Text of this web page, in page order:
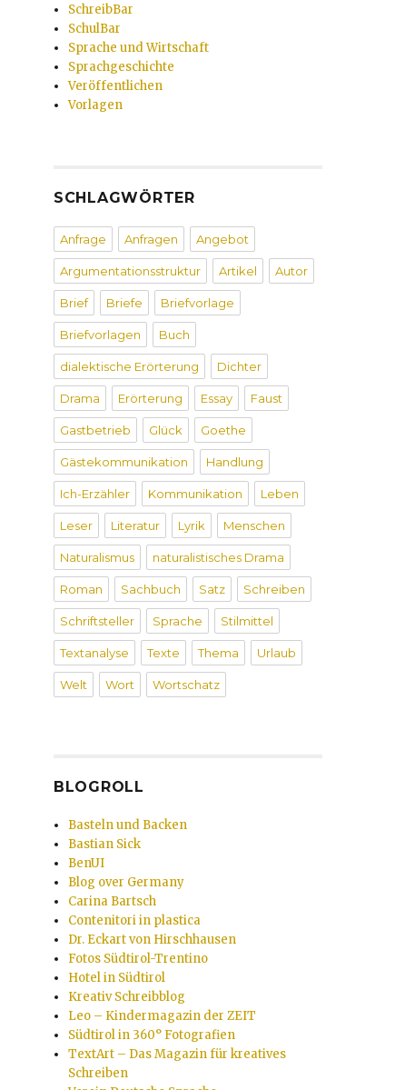
SchreibBar
SchulBar
Sprache und Wirtschaft
Sprachgeschichte
Veröffentlichen
Vorlagen
SCHLAGWÖRTER
Anfrage Anfragen Angebot
Argumentationsstruktur Artikel Autor
Brief Briefe Briefvorlage
Briefvorlagen Buch
dialektische Erörterung Dichter
Drama Erörterung Essay Faust
Gastbetrieb Glück Goethe
Gästekommunikation Handlung
Ich-Erzähler Kommunikation Leben
Leser Literatur Lyrik Menschen
Naturalismus naturalistisches Drama
Roman Sachbuch Satz Schreiben
Schriftsteller Sprache Stilmittel
Textanalyse Texte Thema Urlaub
Welt Wort Wortschatz
BLOGROLL
Basteln und Backen
Bastian Sick
BenUI
Blog over Germany
Carina Bartsch
Contenitori in plastica
Dr. Eckart von Hirschhausen
Fotos Südtirol-Trentino
Hotel in Südtirol
Kreativ Schreibblog
Leo – Kindermagazin der ZEIT
Südtirol in 360° Fotografien
TextArt – Das Magazin für kreatives
Schreiben